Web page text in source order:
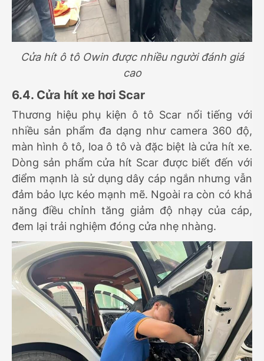
Cửa hít ô tô Owin được nhiều người đánh giá
cao
6.4. Cửa hít xe hơi Scar
Thương hiệu phụ kiện ô tô Scar nổi tiếng với
nhiều sản phẩm đa dạng như camera 360 độ,
màn hình ô tô, loa ô tô và đặc biệt là cửa hít xe.
Dòng sản phẩm cửa hít Scar được biết đến với
điểm mạnh là sử dụng dây cáp ngắn nhưng vẫn
đảm bảo lực kéo mạnh mẽ. Ngoài ra còn có khả
năng điều chỉnh tăng giảm độ nhạy của cáp,
đem lại trải nghiệm đóng cửa nhẹ nhàng.